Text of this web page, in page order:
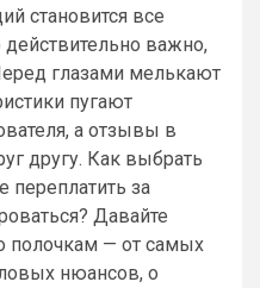
становится все
действительно важно,
глазами мелькают
пугают
а отзывы в
другу. Как выбрать
переплатить за
Давайте
полочкам — от самых
нюансов, о